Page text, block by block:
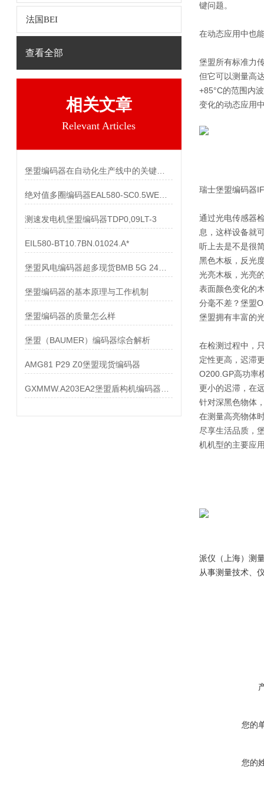
法国BEI
查看全部
相关文章
Relevant Articles
测速发电机堡盟编码器TDP0,09LT-3
EIL580-BT10.7BN.01024.A*
堡盟编码器的基本原理与工作机制
堡盟编码器的质量怎么样
堡盟（BAUMER）编码器综合解析
AMG81 P29 Z0堡盟现货编码器
键问题。
在动态应用中也
堡盟所有标准力
但它可以测量高
+85°C的范围内
变化的动态应用
瑞士堡盟编码器
通过光电传感器
息，这样设备就
听上去是不是很
黑色木板，反光
光亮木板，光亮
表面颜色变化的
分毫不差？堡盟
堡盟拥有丰富的
在检测过程中，
定性更高，迟滞
O200.GP高功率
更小的迟滞，在
针对深黑色物体
在测量高亮物体
尽享生活品质，
机机型的主要应
派仪（上海）测
从事测量技术、
您的
您的